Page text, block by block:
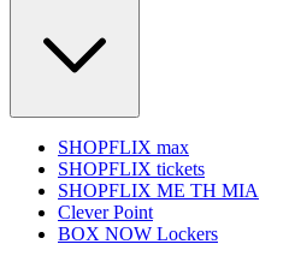
SHOPFLIX max
SHOPFLIX tickets
SHOPFLIX ΜΕ ΤΗ ΜΙΑ
Clever Point
BOX NOW Lockers